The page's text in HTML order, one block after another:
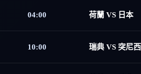
04:00 荷蘭 VS 日本
10:00 瑞典 VS 突尼